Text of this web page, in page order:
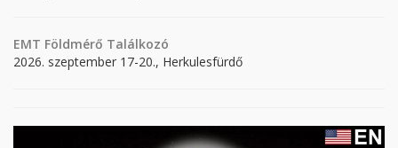
EMT Földmérő Találkozó
2026. szeptember 17-20., Herkulesfürdő